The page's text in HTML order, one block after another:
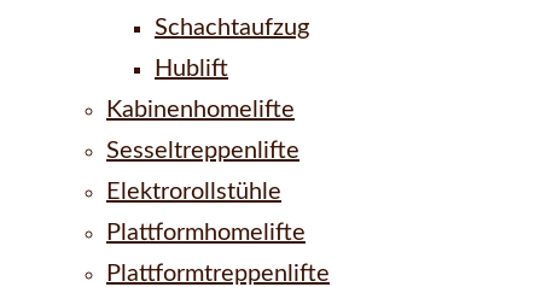
Schachtaufzug
Hublift
Kabinenhomelifte
Sesseltreppenlifte
Elektrorollstühle
Plattformhomelifte
Plattformtreppenlifte